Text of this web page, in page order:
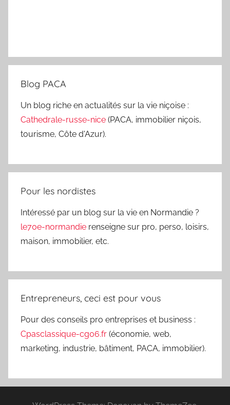
Blog PACA
Un blog riche en actualités sur la vie niçoise :
Cathedrale-russe-nice (PACA, immobilier niçois,
tourisme, Côte d'Azur).
Pour les nordistes
Intéressé par un blog sur la vie en Normandie ?
le70e-normandie renseigne sur pro, perso, loisirs,
maison, immobilier, etc.
Entrepreneurs, ceci est pour vous
Pour des conseils pro entreprises et business :
Cpasclassique-cg06.fr (économie, web,
marketing, industrie, bâtiment, PACA, immobilier).